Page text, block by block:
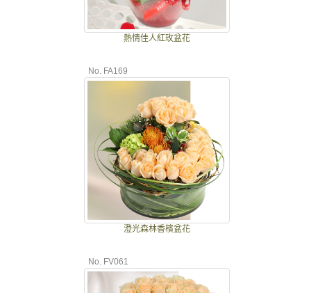
熱情佳人紅玫盆花
No. FA169
澄光森林香檳盆花
No. FV061